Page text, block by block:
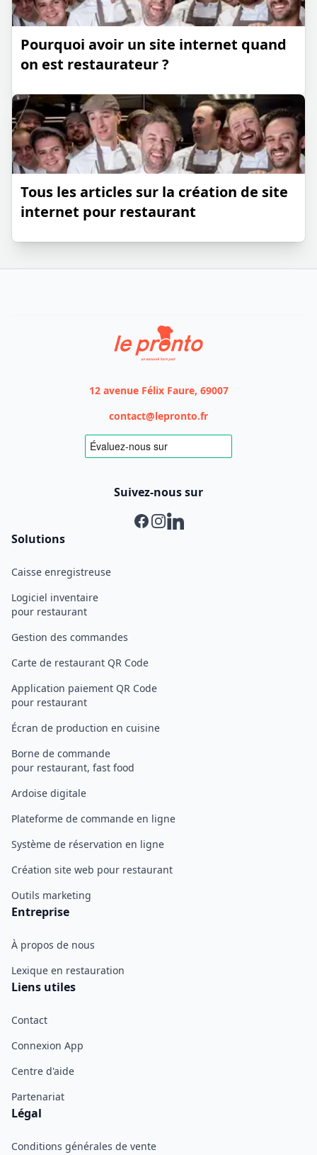
Pourquoi avoir un site internet quand
on est restaurateur ?
Tous les articles sur la création de site
internet pour restaurant
12 avenue Félix Faure, 69007
contact@lepronto.fr
Suivez-nous sur
Facebook
Instagram
Linkedin
Solutions
Caisse enregistreuse
Logiciel inventaire
pour restaurant
Gestion des commandes
Carte de restaurant QR Code
Application paiement QR Code
pour restaurant
Écran de production en cuisine
Borne de commande
pour restaurant, fast food
Ardoise digitale
Plateforme de commande en ligne
Système de réservation en ligne
Création site web pour restaurant
Outils marketing
Entreprise
À propos de nous
Lexique en restauration
Liens utiles
Contact
Connexion App
Centre d'aide
Partenariat
Légal
Conditions générales de vente